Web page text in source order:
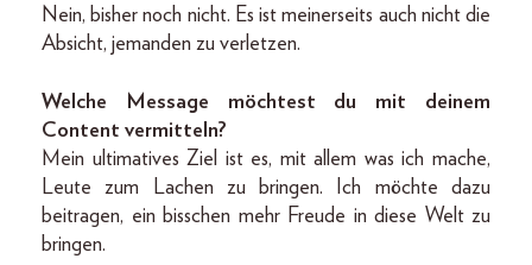
Nein, bisher noch nicht. Es ist meinerseits auch nicht die
Absicht, jemanden zu verletzen.
Welche Message möchtest du mit deinem
Content vermitteln?
Mein ultimatives Ziel ist es, mit allem was ich mache,
Leute zum Lachen zu bringen. Ich möchte dazu
beitragen, ein bisschen mehr Freude in diese Welt zu
bringen.